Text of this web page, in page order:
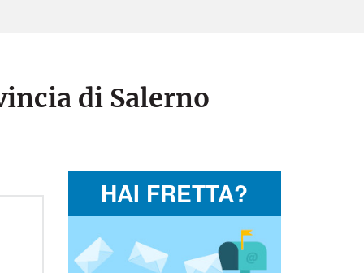
di Salerno
HAI FRETTA?